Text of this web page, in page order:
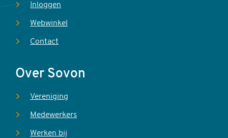
Inloggen
Webwinkel
Contact
Over Sovon
Vereniging
Medewerkers
Werken bij